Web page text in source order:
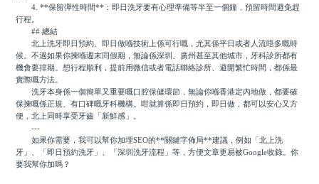
4. **保留彈性時間**：即日洗牙要有心理準備等半至一個鐘，預留時間避免趕
行程。
## 總結
北上洗牙即日預約、即日做喺技術上係可行嘅，尤其係平日或者人流唔多嘅時
候。不過如果你揀喺週末同假期，無論係深圳、廣州甚至其他城市，牙科診所都有
機會要排期。想行程順利，提前用微信或者電話聯絡診所、避開繁忙時間，都係最
實際嘅方法。
洗牙本身係一個簡單又重要嘅口腔保健環節，無論你喺香港定內地做，都要確
保揀嘅係正規、有口碑嘅牙科機構。咁就算係即日預約，即日做，都可以安心又方
便，北上同時享受牙齒「新鮮感」。
---
如果你需要，我可以幫你加埋SEO的**關鍵字佈局**建議，例如「北上洗
牙」、「即日預約洗牙」、「深圳洗牙流程」等，方便文章更易被Google收錄。你
要我幫你加嗎？